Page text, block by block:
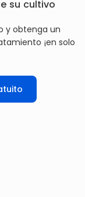
su cultivo
y obtenga un
¡en solo